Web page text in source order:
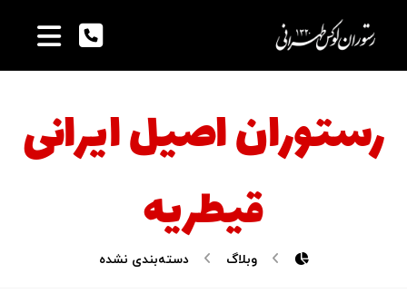
رستوران اصیل ایرانی
قیطریه
وبلاگ دسته‌بندی نشده